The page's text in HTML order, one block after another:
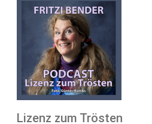
Lizenz zum Trösten